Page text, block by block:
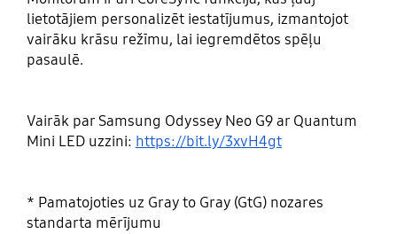
lietotājiem personalizēt iestatījumus, izmantojot
vairāku krāsu režīmu, lai iegremdētos spēļu
pasaulē.
Vairāk par Samsung Odyssey Neo G9 ar Quantum
Mini LED uzzini: https://bit.ly/3xvH4gt
* Pamatojoties uz Gray to Gray (GtG) nozares
standarta mērījumu